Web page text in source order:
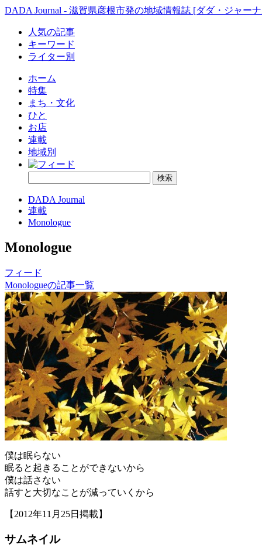
DADA Journal - 滋賀県彦根市発の地域情報誌 [ダダ・ジャー
人気の記事
キーワード
ライター別
ホーム
特集
まち・文化
ひと
お店
連載
地域別
DADA Journal
連載
Monologue
Monologue
フィード
Monologueの記事一覧
僕は眠らない
眠ると起きることができないから
僕は話さない
話すと大切なことが減っていくから
【2012年11月25日掲載】
サムネイル